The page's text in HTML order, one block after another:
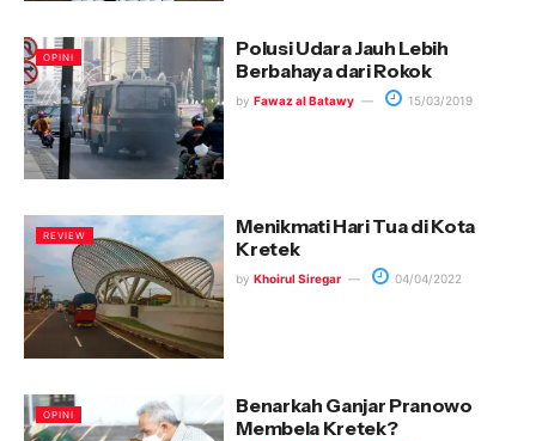
OPINI
Polusi Udara Jauh Lebih
Berbahaya dari Rokok
by Fawaz al Batawy 15/03/2019
REVIEW
Menikmati Hari Tua di Kota
Kretek
by Khoirul Siregar 04/04/2022
OPINI
Benarkah Ganjar Pranowo
Membela Kretek?